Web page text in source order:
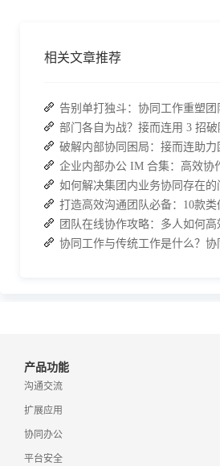
相关文章推荐
如何解决集团内业务协同存在
团队在线协作攻略：多人如何高
产品功能
沟通交流
扩展应用
协同办公
平台安全